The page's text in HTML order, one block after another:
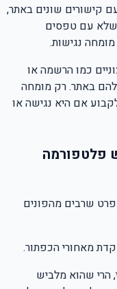
קישורים שונים באתר,
שלא עם טפסים
נגישות.
כמו הרשמה או
באתר. רק מומחה
אם היא נגישה או
פלטפורמה
שרבים מהפונים
מאחורי הכפתור.
הרי שהוא מלביש